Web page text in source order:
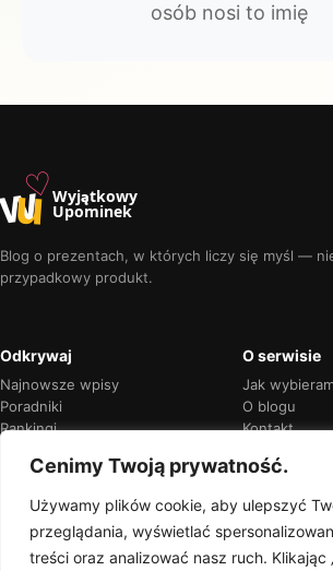
Cenimy Twoją prywatność.
Używamy plików cookie, aby ulepszyć
przeglądania, wyświetlać
treści oraz analizować nasz ruch. Klikając
osób nosi to imię
u♡Wyjątkowy
Upominek
Blog o prezentach, w których liczy się myśl —
przypadkowy produkt.
Odkrywaj
Najnowsze wpisy
Poradniki
Rankingi
O serwisie
Jak
O blogu
Kontakt
Przejrzyste rekomendacje